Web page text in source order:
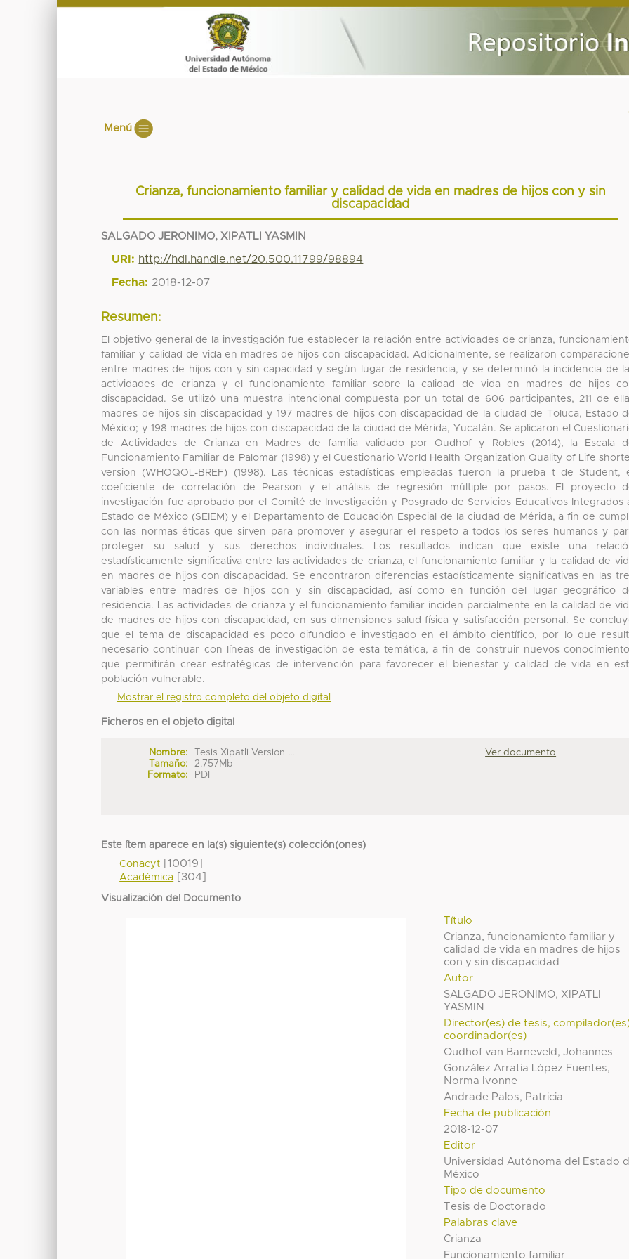
Menú
Crianza, funcionamiento familiar y calidad de vida en madres de hijos con y sin
discapacidad
SALGADO JERONIMO, XIPATLI YASMIN
URI: http://hdl.handle.net/20.500.11799/98894
Fecha: 2018-12-07
Resumen:
El objetivo general de la investigación fue establecer la relación entre actividades de crianza,
familiar y calidad de vida en madres de hijos con discapacidad. Adicionalmente, se realizaron
entre madres de hijos con y sin capacidad y según lugar de residencia, y se determinó la incidencia de
actividades de crianza y el funcionamiento familiar sobre la calidad de vida en madres de hijos
discapacidad. Se utilizó una muestra intencional compuesta por un total de 606 participantes, 211 de
madres de hijos sin discapacidad y 197 madres de hijos con discapacidad de la ciudad de Toluca, Estado
México; y 198 madres de hijos con discapacidad de la ciudad de Mérida, Yucatán. Se aplicaron el
de Actividades de Crianza en Madres de familia validado por Oudhof y Robles (2014), la Escala
Funcionamiento Familiar de Palomar (1998) y el Cuestionario World Health Organization Quality of Life
version (WHOQOL-BREF) (1998). Las técnicas estadísticas empleadas fueron la prueba t de Student,
coeficiente de correlación de Pearson y el análisis de regresión múltiple por pasos. El proyecto
investigación fue aprobado por el Comité de Investigación y Posgrado de Servicios Educativos Integrados
Estado de México (SEIEM) y el Departamento de Educación Especial de la ciudad de Mérida, a fin de
con las normas éticas que sirven para promover y asegurar el respeto a todos los seres humanos y
proteger su salud y sus derechos individuales. Los resultados indican que existe una
estadísticamente significativa entre las actividades de crianza, el funcionamiento familiar y la calidad de
en madres de hijos con discapacidad. Se encontraron diferencias estadísticamente significativas en las
variables entre madres de hijos con y sin discapacidad, así como en función del lugar geográfico
residencia. Las actividades de crianza y el funcionamiento familiar inciden parcialmente en la calidad de
de madres de hijos con discapacidad, en sus dimensiones salud física y satisfacción personal. Se
que el tema de discapacidad es poco difundido e investigado en el ámbito científico, por lo que
necesario continuar con líneas de investigación de esta temática, a fin de construir nuevos
que permitirán crear estratégicas de intervención para favorecer el bienestar y calidad de vida en
población vulnerable.
Mostrar el registro completo del objeto digital
Ficheros en el objeto digital
Nombre:
Tesis Xipatli Version ...
Tamaño:
2.757Mb
Formato:
PDF
Ver documento
Este ítem aparece en la(s) siguiente(s) colección(ones)
Conacyt [10019]
Académica [304]
Visualización del Documento
Título
Crianza, funcionamiento familiar y
calidad de vida en madres de hijos
con y sin discapacidad
Autor
SALGADO JERONIMO, XIPATLI
YASMIN
Director(es) de tesis,
coordinador(es)
Oudhof van Barneveld, Johannes
González Arratia López Fuentes,
Norma Ivonne
Andrade Palos, Patricia
Fecha de publicación
2018-12-07
Editor
Universidad Autónoma del Estado
México
Tipo de documento
Tesis de Doctorado
Palabras clave
Crianza
Funcionamiento familiar